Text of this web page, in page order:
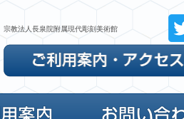
宗教法人長泉院附属現代彫刻美術館